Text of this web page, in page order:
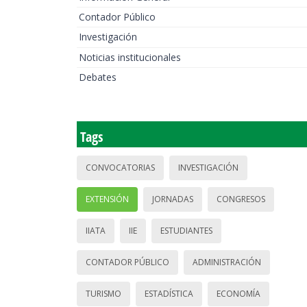
Contador Público
Investigación
Noticias institucionales
Debates
Tags
CONVOCATORIAS INVESTIGACIÓN
EXTENSIÓN JORNADAS CONGRESOS
IIATA IIE ESTUDIANTES
CONTADOR PÚBLICO ADMINISTRACIÓN
TURISMO ESTADÍSTICA ECONOMÍA